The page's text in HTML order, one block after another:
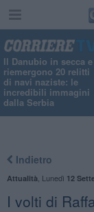
Il Danubio in secca e
riemergono 20 relitti
di navi naziste: le
incredibili immagini
dalla Serbia
Indietro
Attualità Lunedì 12
I volti di